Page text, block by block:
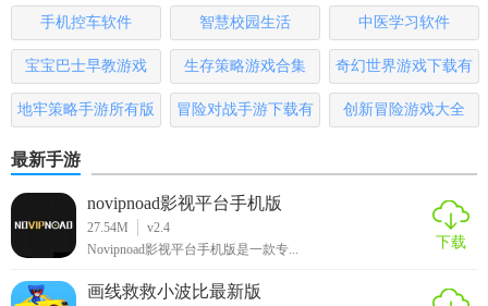
版
手机控车软件 智慧校园生活 中医学习软件
宝宝巴士早教游戏 生存策略游戏合集
奇幻世界游戏下载有
哪些
地牢策略手游所有版
冒险对战手游下载有
创新冒险游戏大全
最新手游
novipnoad影视平台手机版
27.54M
v2.4
Novipnoad影视平台手机版是一款专...
下载
画线救救小波比最新版